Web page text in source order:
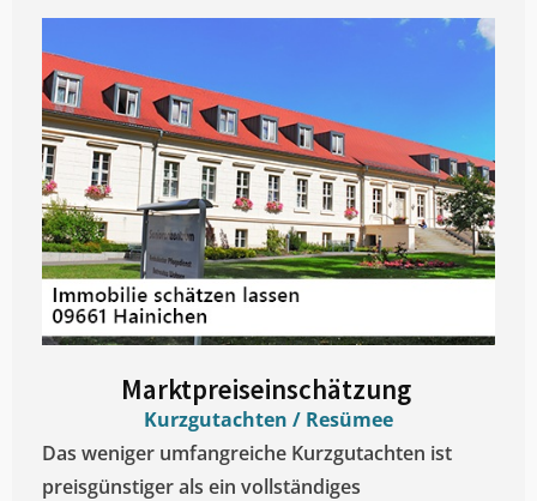
Marktpreiseinschätzung ​
Kurzgutachten / Resümee
Das weniger umfangreiche Kurzgutachten ist
preisgünstiger als ein vollständiges